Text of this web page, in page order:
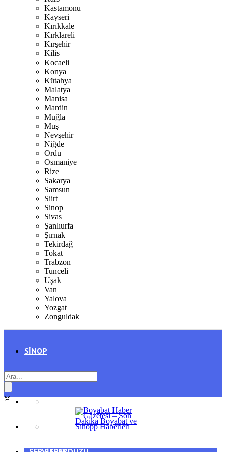
Kastamonu
Kayseri
Kırıkkale
Kırklareli
Kırşehir
Kilis
Kocaeli
Konya
Kütahya
Malatya
Manisa
Mardin
Muğla
Muş
Nevşehir
Niğde
Ordu
Osmaniye
Rize
Sakarya
Samsun
Siirt
Sinop
Sivas
Şanlıurfa
Şırnak
Tekirdağ
Tokat
Trabzon
Tunceli
Uşak
Van
Yalova
Yozgat
Zonguldak
SINOP
AYANCIK
GENEL
SPOR